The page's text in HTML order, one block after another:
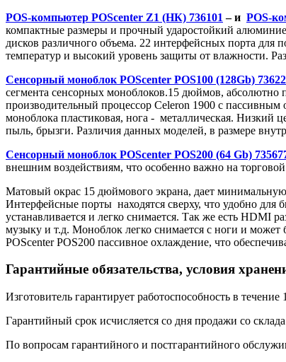
POS-компьютер POSсenter Z1 (НК) 736101 – и POS-
компактные размеры и прочный ударостойкий
дисков различного объема. 22 интерфейсных порта
температур и высокий уровень защиты от влажности.
Сенсорный моноблок POScenter POS100 (128Gb)
сегмента сенсорных моноблоков.15 дюймов, абсолютно
производительный процессор Celeron 1900 с
моноблока пластиковая, нога - металлическая. Низкий
пыль, брызги. Различия данных моделей, в размере
Сенсорный моноблок POScenter POS200 (64 Gb)
внешним воздействиям, что особенно важно на
Матовый окрас 15 дюймового экрана, дает минимальную
Интерфейсные порты находятся сверху, что удобно
устанавливается и легко снимается. Так же есть HDMI
музыку и т.д. Моноблок легко снимается с ноги и
POScenter POS200 пассивное охлаждение, что
Гарантийные обязательства, условия
Изготовитель гарантирует работоспособность в
Гарантийный срок исчисляется со дня продажи со
По вопросам гарантийного и постгарантийного